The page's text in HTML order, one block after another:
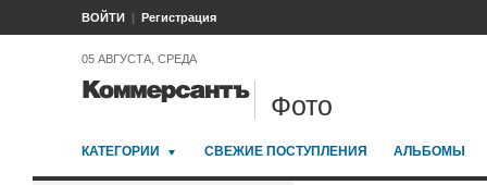
ВОЙТИ Регистрация
05 АВГУСТА, СРЕДА
Фото
КАТЕГОРИИ СВЕЖИЕ ПОСТУПЛЕНИЯ АЛЬБОМЫ